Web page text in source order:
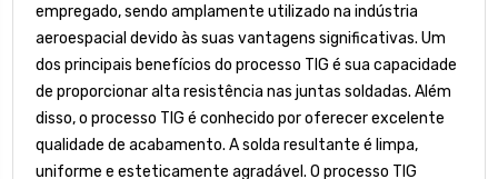
empregado, sendo amplamente utilizado na indústria
aeroespacial devido às suas vantagens significativas. Um
dos principais benefícios do processo TIG é sua capacidade
de proporcionar alta resistência nas juntas soldadas. Além
disso, o processo TIG é conhecido por oferecer excelente
qualidade de acabamento. A solda resultante é limpa,
uniforme e esteticamente agradável. O processo TIG